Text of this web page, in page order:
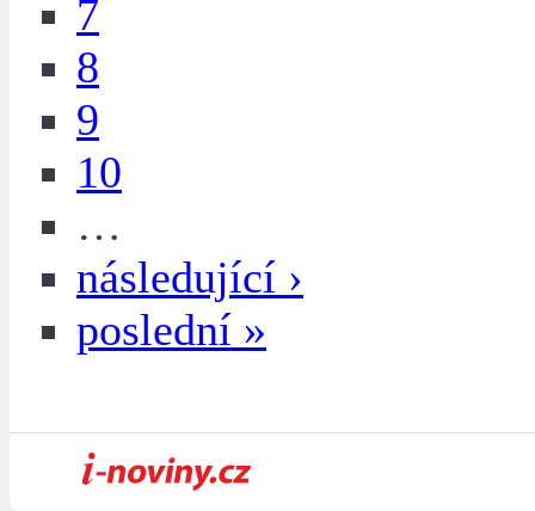
7
8
9
10
…
následující ›
poslední »